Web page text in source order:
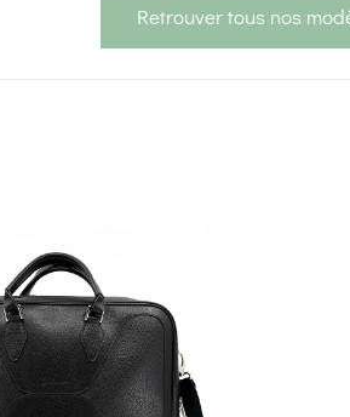
Retrouver tous nos